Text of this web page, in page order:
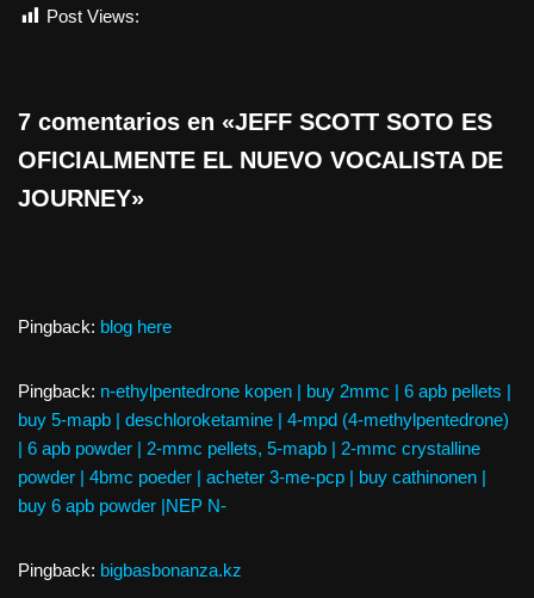
Post Views:
7 comentarios en «JEFF SCOTT SOTO ES
OFICIALMENTE EL NUEVO VOCALISTA DE
JOURNEY»
Pingback: blog here
Pingback: n-ethylpentedrone kopen | buy 2mmc | 6 apb pellets |
buy 5-mapb | deschloroketamine | 4-mpd (4-methylpentedrone)
| 6 apb powder | 2-mmc pellets, 5-mapb | 2-mmc crystalline
powder | 4bmc poeder | acheter 3-me-pcp | buy cathinonen |
buy 6 apb powder |NEP N-
Pingback: bigbasbonanza.kz